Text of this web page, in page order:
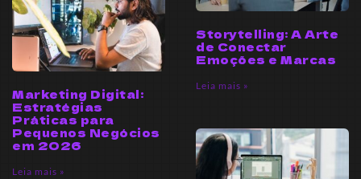
Marketing Digital:
Estratégias
Práticas para
Pequenos Negócios
em 2026
Leia mais »
Storytelling: A Arte
de Conectar
Emoções e Marcas
Leia mais »